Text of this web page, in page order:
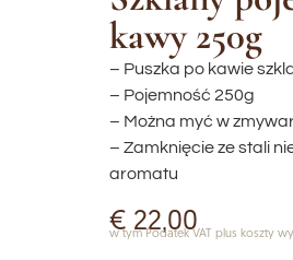
kawy 250g
– Puszka po kawie
– Pojemność 250g
– Można myć w
– Zamknięcie ze stali
aromatu
€ 22,00
w tym Podatek VAT plus koszty